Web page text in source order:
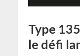
Type
le défi